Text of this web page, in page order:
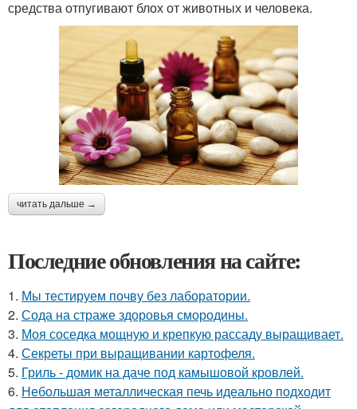
средства отпугивают блох от животных и человека.
читать дальше →
Последние обновления на сайте:
1. Мы тестируем почву без лаборатории.
2. Сода на страже здоровья смородины.
3. Моя соседка мощную и крепкую рассаду выращивает.
4. Секреты при выращивании картофеля.
5. Гриль - домик на даче под камышовой кровлей.
6. Небольшая металлическая печь идеально подходит